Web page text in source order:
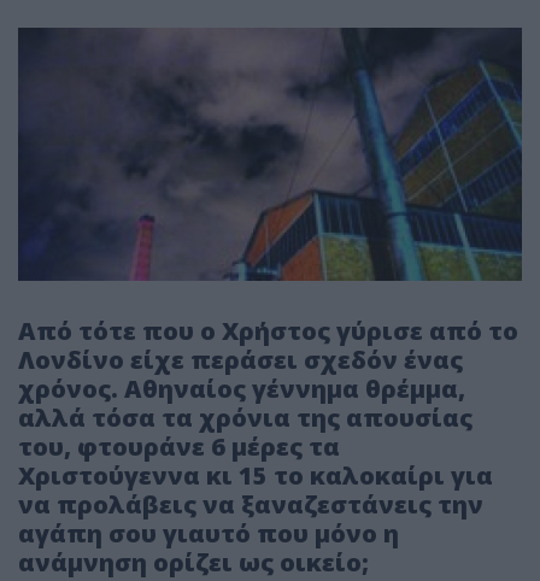
Από τότε που ο Χρήστος γύρισε από το
Λονδίνο είχε περάσει σχεδόν ένας
χρόνος. Αθηναίος γέννημα θρέμμα,
αλλά τόσα τα χρόνια της απουσίας
του, φτουράνε 6 μέρες τα
Χριστούγεννα κι 15 το καλοκαίρι για
να προλάβεις να ξαναζεστάνεις την
αγάπη σου γιαυτό που μόνο η
ανάμνηση ορίζει ως οικείο;